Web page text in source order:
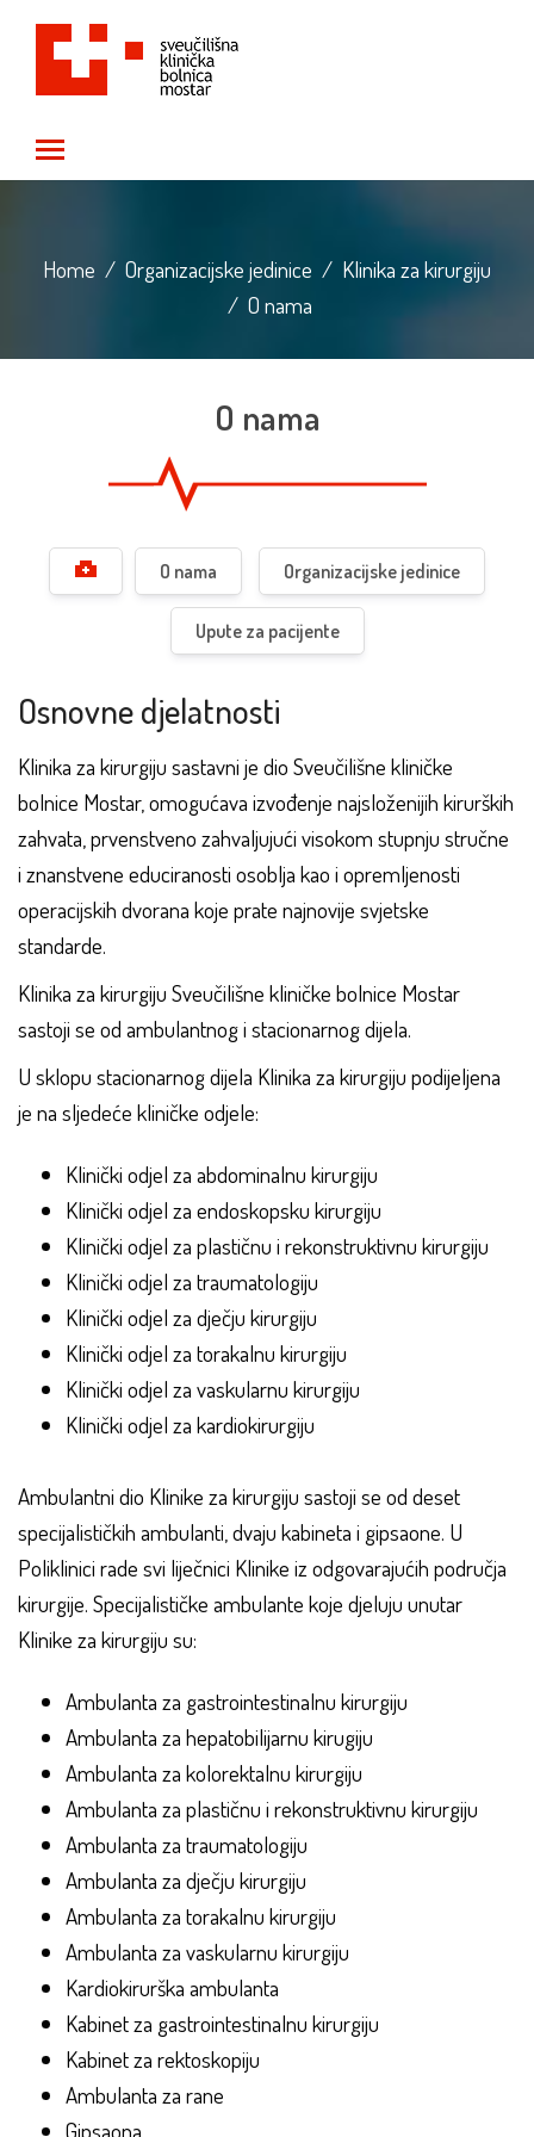
Home / Organizacijske jedinice / Klinika za kirurgiju
/ O nama
O nama
O nama Organizacijske jedinice
Upute za pacijente
Osnovne djelatnosti
Klinika za kirurgiju sastavni je dio Sveučilišne kliničke
bolnice Mostar, omogućava izvođenje najsloženijih kirurških
zahvata, prvenstveno zahvaljujući visokom stupnju stručne
i znanstvene educiranosti osoblja kao i opremljenosti
operacijskih dvorana koje prate najnovije svjetske
standarde.
Klinika za kirurgiju Sveučilišne kliničke bolnice Mostar
sastoji se od ambulantnog i stacionarnog dijela.
U sklopu stacionarnog dijela Klinika za kirurgiju podijeljena
je na sljedeće kliničke odjele:
Klinički odjel za abdominalnu kirurgiju
Klinički odjel za endoskopsku kirurgiju
Klinički odjel za plastičnu i rekonstruktivnu kirurgiju
Klinički odjel za traumatologiju
Klinički odjel za dječju kirurgiju
Klinički odjel za torakalnu kirurgiju
Klinički odjel za vaskularnu kirurgiju
Klinički odjel za kardiokirurgiju
Ambulantni dio Klinike za kirurgiju sastoji se od deset
specijalističkih ambulanti, dvaju kabineta i gipsaone. U
Poliklinici rade svi liječnici Klinike iz odgovarajućih područja
kirurgije. Specijalističke ambulante koje djeluju unutar
Klinike za kirurgiju su:
Ambulanta za gastrointestinalnu kirurgiju
Ambulanta za hepatobilijarnu kirugiju
Ambulanta za kolorektalnu kirurgiju
Ambulanta za plastičnu i rekonstruktivnu kirurgiju
Ambulanta za traumatologiju
Ambulanta za dječju kirurgiju
Ambulanta za torakalnu kirurgiju
Ambulanta za vaskularnu kirurgiju
Kardiokirurška ambulanta
Kabinet za gastrointestinalnu kirurgiju
Kabinet za rektoskopiju
Ambulanta za rane
Gipsaona